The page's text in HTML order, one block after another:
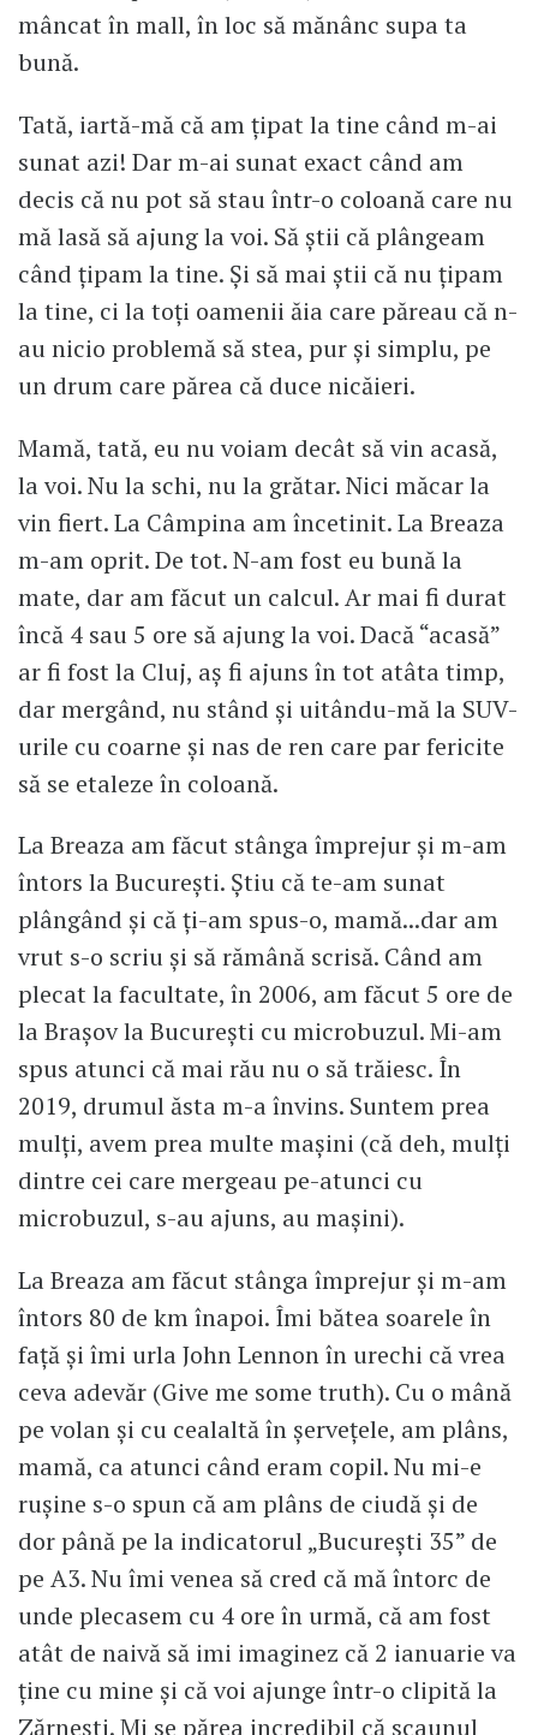
mâncat în mall, în loc să mănânc supa ta
bună.
Tată, iartă-mă că am ţipat la tine când m-ai
sunat azi! Dar m-ai sunat exact când am
decis că nu pot să stau într-o coloană care nu
mă lasă să ajung la voi. Să ştii că plângeam
când ţipam la tine. Şi să mai ştii că nu ţipam
la tine, ci la toţi oamenii ăia care păreau că n-
au nicio problemă să stea, pur şi simplu, pe
un drum care părea că duce nicăieri.
Mamă, tată, eu nu voiam decât să vin acasă,
la voi. Nu la schi, nu la grătar. Nici măcar la
vin fiert. La Câmpina am încetinit. La Breaza
m-am oprit. De tot. N-am fost eu bună la
mate, dar am făcut un calcul. Ar mai fi durat
încă 4 sau 5 ore să ajung la voi. Dacă “acasă”
ar fi fost la Cluj, aş fi ajuns în tot atâta timp,
dar mergând, nu stând şi uitându-mă la SUV-
urile cu coarne şi nas de ren care par fericite
să se etaleze în coloană.
La Breaza am făcut stânga împrejur şi m-am
întors la Bucureşti. Ştiu că te-am sunat
plângând şi că ţi-am spus-o, mamă...dar am
vrut s-o scriu şi să rămână scrisă. Când am
plecat la facultate, în 2006, am făcut 5 ore de
la Braşov la Bucureşti cu microbuzul. Mi-am
spus atunci că mai rău nu o să trăiesc. În
2019, drumul ăsta m-a învins. Suntem prea
mulţi, avem prea multe maşini (că deh, mulţi
dintre cei care mergeau pe-atunci cu
microbuzul, s-au ajuns, au maşini).
La Breaza am făcut stânga împrejur şi m-am
întors 80 de km înapoi. Îmi bătea soarele în
faţă şi îmi urla John Lennon în urechi că vrea
ceva adevăr (Give me some truth). Cu o mână
pe volan şi cu cealaltă în şerveţele, am plâns,
mamă, ca atunci când eram copil. Nu mi-e
ruşine s-o spun că am plâns de ciudă şi de
dor până pe la indicatorul „Bucureşti 35” de
pe A3. Nu îmi venea să cred că mă întorc de
unde plecasem cu 4 ore în urmă, că am fost
atât de naivă să imi imaginez că 2 ianuarie va
ţine cu mine şi că voi ajunge într-o clipită la
Zărneşti. Mi se părea incredibil că scaunul